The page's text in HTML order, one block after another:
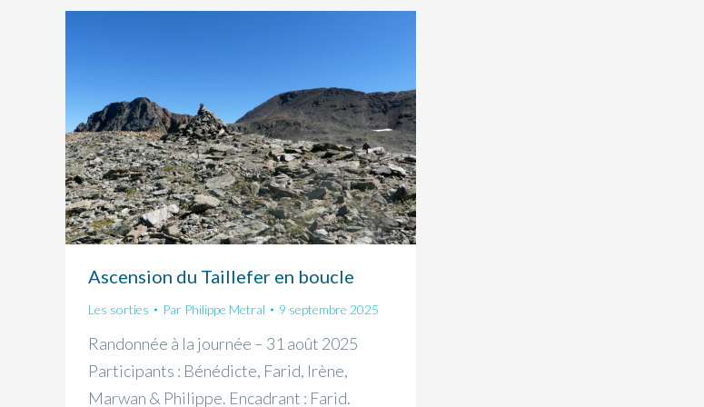
Ascension du Taillefer en boucle
Les sorties Par Philippe Metral 9 septembre 2025
Randonnée à la journée – 31 août 2025
Participants : Bénédicte, Farid, Irène,
Marwan & Philippe. Encadrant : Farid.